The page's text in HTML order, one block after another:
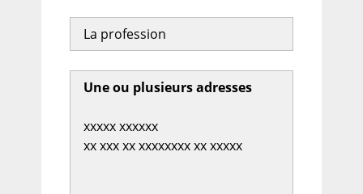
La profession
Une ou plusieurs adresses
xxxxx xxxxxx
xx xxx xx xxxxxxxx xx xxxxx